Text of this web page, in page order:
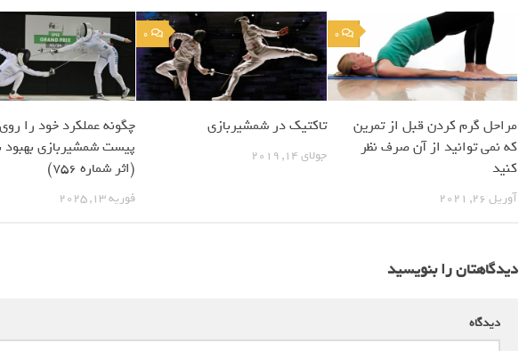
0
مراحل گرم کردن قبل از تمرین
که نمی توانید از آن صرف نظر
کنید
آوریل 26, 2021
0
تاکتیک در شمشیربازی
جولای 14, 2019
چگونه عملکرد خود را روی
پیست شمشیربازی
(اثر شماره 756)
فوریه 13, 2025
دیدگاهتان را بنویسید
دیدگاه